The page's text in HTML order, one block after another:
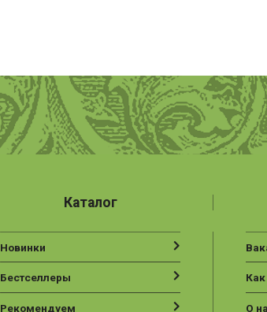
Каталог
Новинки
Бестселлеры
Рекомендуем
Как
О